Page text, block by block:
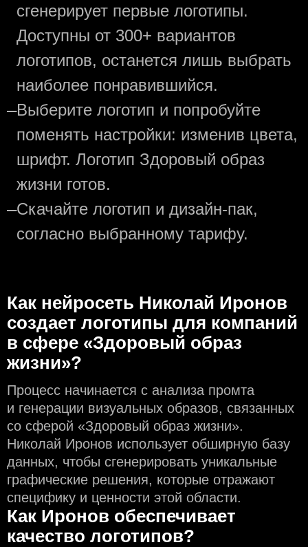
сгенерирует первые логотипы.
Доступны от 300+ вариантов
логотипов, останется лишь выбрать
наиболее понравившийся.
—Выберите логотип и попробуйте
поменять настройки: изменив цвета,
шрифт. Логотип Здоровый образ
жизни готов.
—Скачайте логотип и дизайн-пак,
согласно выбранному тарифу.
Как нейросеть Николай Иронов
создаeт логотипы для компаний
в сфере «Здоровый образ
жизни»?
Процесс начинается с анализа промта
и генерации визуальных образов, связанных
со сферой «Здоровый образ жизни».
Николай Иронов использует обширную базу
данных, чтобы сгенерировать уникальные
графические решения, которые отражают
специфику и ценности этой области.
Как Иронов обеспечивает
качество логотипов?